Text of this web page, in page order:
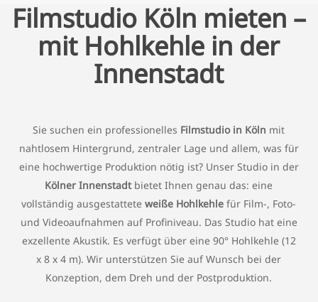
Filmstudio Köln mieten –
mit Hohlkehle in der
Innenstadt
Sie suchen ein professionelles Filmstudio in Köln mit
nahtlosem Hintergrund, zentraler Lage und allem, was für
eine hochwertige Produktion nötig ist? Unser Studio in der
Kölner Innenstadtbietet Ihnen genau das: eine
vollständig ausgestatteteweiße Hohlkehle für Film-, Foto-
und Videoaufnahmen auf Profiniveau. Das Studio hat eine
exzellente Akustik. Es verfügt über eine 90° Hohlkehle (12
x 8 x 4 m). Wir unterstützen Sie auf Wunsch bei der
Konzeption, dem Dreh und der Postproduktion.